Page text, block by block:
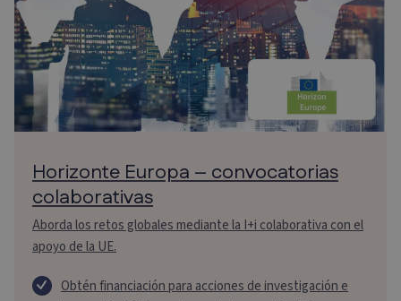
Horizonte Europa – convocatorias
colaborativas
Aborda los retos globales mediante la I+i colaborativa con el
apoyo de la UE.
Obtén financiación para acciones de investigación e